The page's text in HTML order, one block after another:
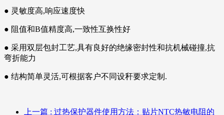
● 灵敏度高,响应速度快
● 阻值和B值精度高,一致性互换性好
● 采用双层包封工艺,具有良好的绝缘密封性和抗机械碰撞,抗
弯折能力
● 结构简单灵活,可根据客户不同设秆要求定制.
上一篇 : 过热保护器件使用方法：贴片NTC热敏电阻的